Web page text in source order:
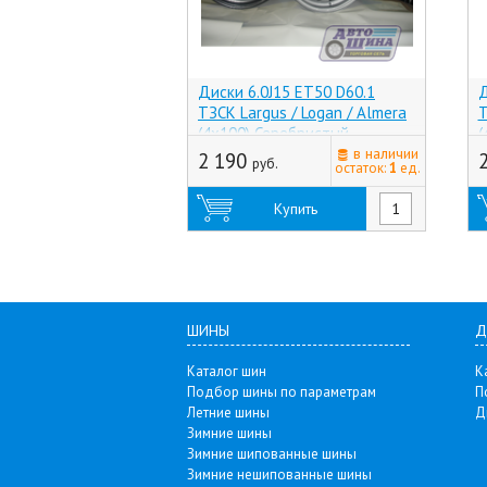
Диски 6.0J15 ET50 D60.1
ТЗСК Largus / Logan / Almera
(4x100) Серебристый
(Тольятти)
2 190 руб.
в наличии
остаток:1 ед.
Купить
ШИНЫ
Каталог шин
Подбор шины по параметрам
Летние шины
Зимние шины
Зимние шипованные шины
Зимние нешипованные шины